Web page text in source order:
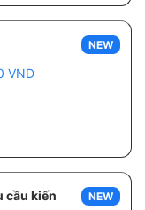
NEW
VND
NEW
cầu kiến